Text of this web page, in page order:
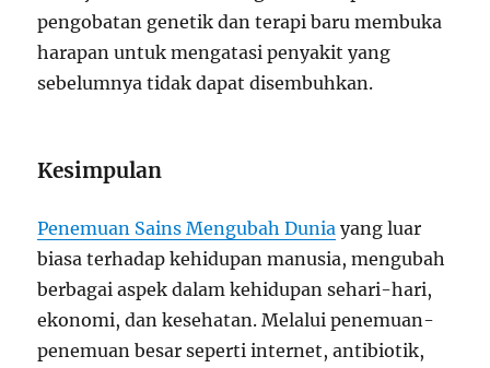
pengobatan genetik dan terapi baru membuka
harapan untuk mengatasi penyakit yang
sebelumnya tidak dapat disembuhkan.
Kesimpulan
Penemuan Sains Mengubah Dunia yang luar
biasa terhadap kehidupan manusia, mengubah
berbagai aspek dalam kehidupan sehari-hari,
ekonomi, dan kesehatan. Melalui penemuan-
penemuan besar seperti internet, antibiotik,